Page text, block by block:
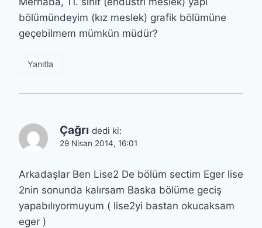
bölümündeyim (kız meslek) grafik bölümüne
geçebilmem mümkün müdür?
Yanıtla
Çağrı dedi ki:
29 Nisan 2014, 16:01
Arkadaşlar Ben Lise2 De bölüm sectim Eger lise
2nin sonunda kalırsam Baska bölüme geciş
yapabılıyormuyum ( lise2yi bastan okucaksam
eger )